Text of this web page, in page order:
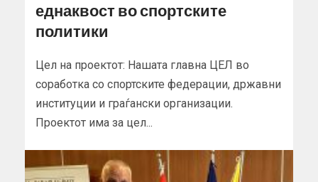
еднаквост во спортските
политики
Цел на проектот: Нашата главна ЦЕЛ во
соработка со спортските федерации, државни
институции и граѓански организации.
Проектот има за цел...